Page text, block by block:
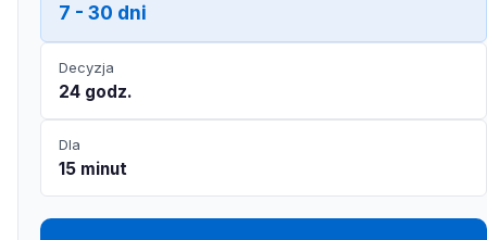
7 - 30 dni
Decyzja
24 godz.
Dla
15 minut